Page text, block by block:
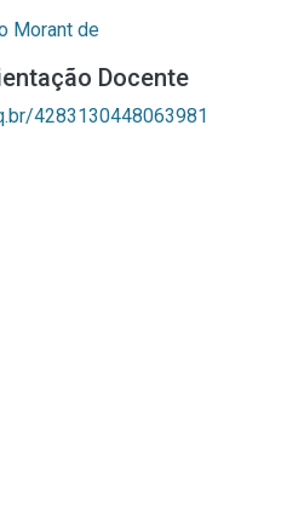
Morant de
Docente
4283130448063981